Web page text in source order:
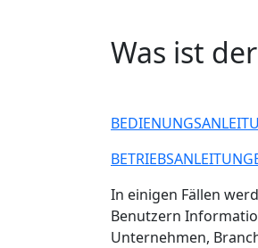
Was ist
In einigen Fällen
Benutzern
Unternehmen,